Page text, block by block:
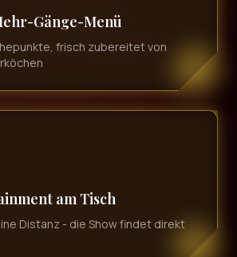
Gänge-Menü
frisch zubereitet von
am Tisch
Distanz - die Show findet direkt